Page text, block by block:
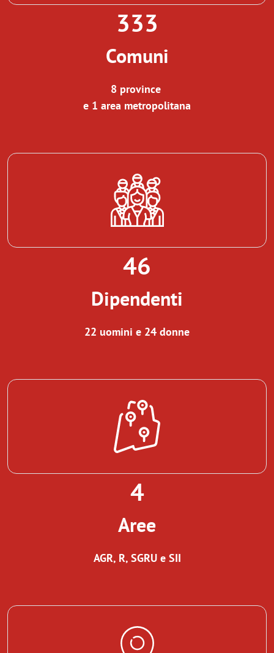
333
Comuni
8 province
e 1 area metropolitana
46
Dipendenti
22 uomini e 24 donne
4
Aree
AGR, R, SGRU e SII